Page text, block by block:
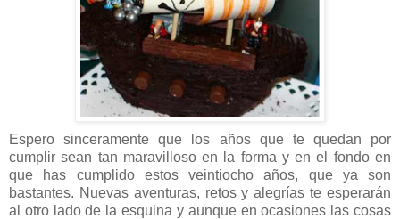
Espero sinceramente que los años que te quedan por
cumplir sean tan maravilloso en la forma y en el fondo en
que has cumplido estos veintiocho años, que ya son
bastantes. Nuevas aventuras, retos y alegrías te esperarán
al otro lado de la esquina y aunque en ocasiones las cosas